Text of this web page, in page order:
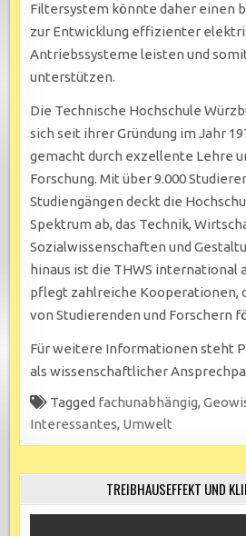
Filtersystem könnte daher einen
zur Entwicklung effizienter
Antriebssysteme leisten und
unterstützen.
Die Technische Hochschule
sich seit ihrer Gründung im Jahr
gemacht durch exzellente Lehre
Forschung. Mit über 9.000
Studiengängen deckt die
Spektrum ab, das Technik,
Sozialwissenschaften und
hinaus ist die THWS international
pflegt zahlreiche Kooperationen,
von Studierenden und Forschern
Für weitere Informationen steht
als wissenschaftlicher
Tagged fachunabhängig,
Interessantes, Umwelt
TREIBHAUSEFFEKT UND